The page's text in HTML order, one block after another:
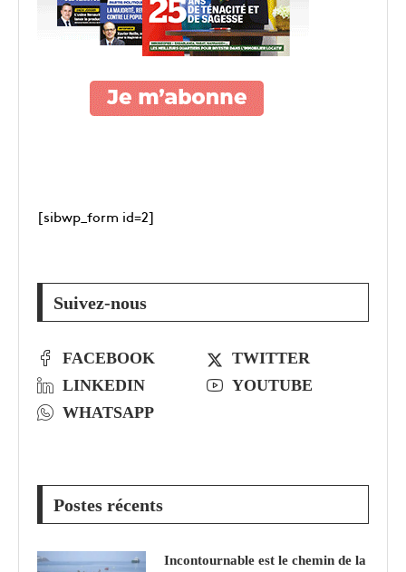
[sibwp_form id=2]
Suivez-nous
FACEBOOK
TWITTER
LINKEDIN
YOUTUBE
WHATSAPP
Postes récents
Incontournable est le chemin de la